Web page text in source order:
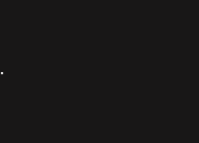
•